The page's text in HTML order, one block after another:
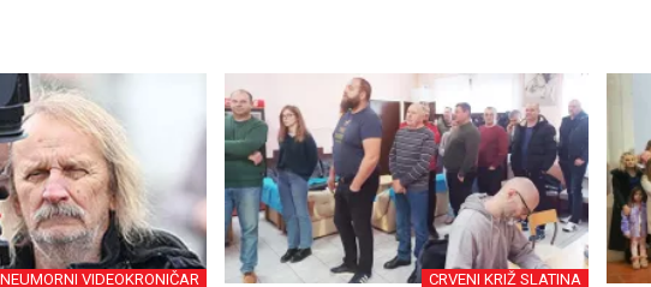
NEUMORNI VIDEOKRONIČAR CRVENI KRIŽ SLATINA